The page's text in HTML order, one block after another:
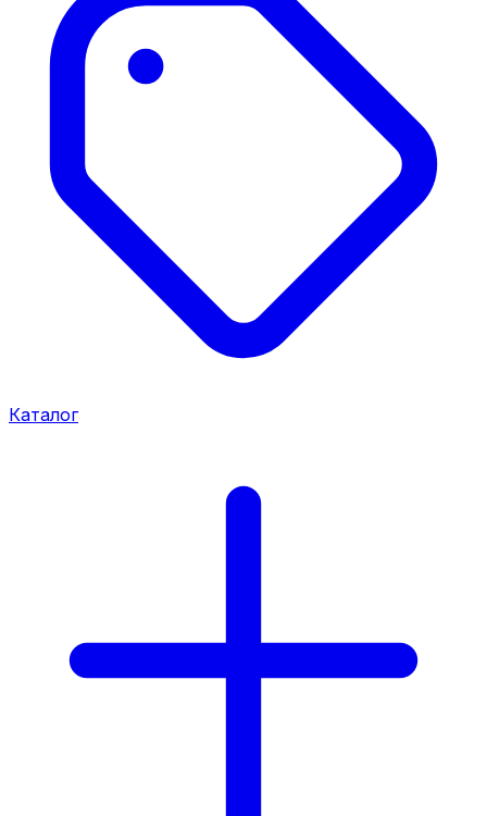
Каталог